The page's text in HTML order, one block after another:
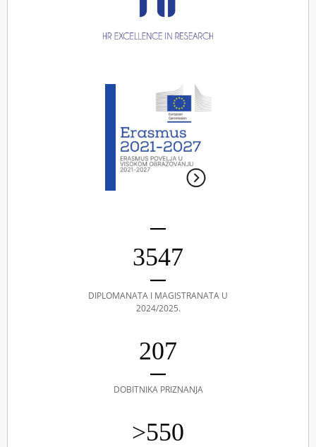
3547
DIPLOMANATA I MAGISTRANATA U
2024/2025.
207
DOBITNIKA PRIZNANJA
>550